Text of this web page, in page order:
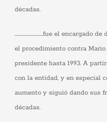
décadas.
………………………..fue el encargado
el procedimiento contra
presidente hasta 1993. A
con la entidad, y en especial
aumento y siguió dando sus
décadas.
posibilidad de
personalizados.